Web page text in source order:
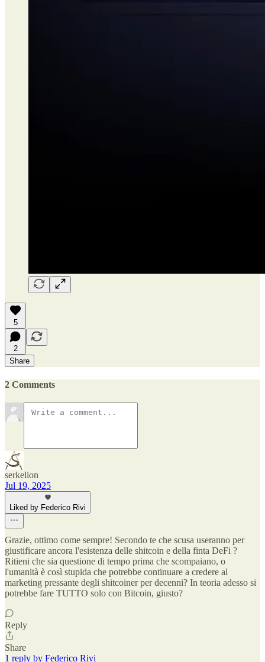
5
2
Share
2 Comments
serkelion
Jul 19, 2025
Liked by Federico Rivi
Grazie, ottimo come sempre! Secondo te che scusa useranno per
giustificare ancora l'esistenza delle shitcoin e della finta DeFi ?
Ritieni che sia questione di tempo prima che scompaiano, o
l'umanità è così stupida che potrebbe continuare a credere al
marketing pressante degli shitcoiner per decenni? In teoria adesso si
potrebbe fare TUTTO solo con Bitcoin, giusto?
Reply
Share
1 reply by Federico Rivi